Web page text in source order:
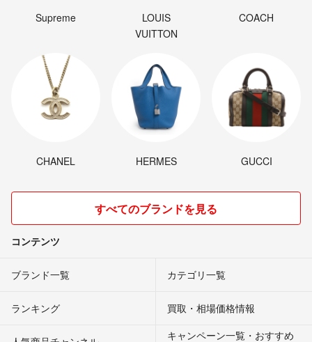
Supreme
LOUIS
VUITTON
COACH
CHANEL HERMES GUCCI
すべてのブランドを見る
コンテンツ
ブランド一覧 カテゴリ一覧
ランキング 買取・相場価格情報
キャンペーン一覧・おすすめ